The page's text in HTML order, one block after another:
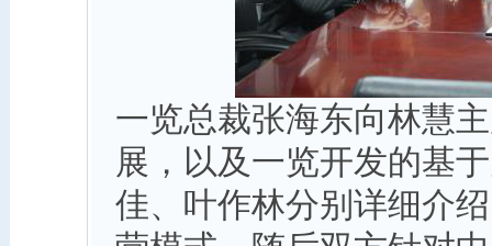
一览总裁张海东向林慧
展，以及一览开发的基
佳、叶作林分别详细介